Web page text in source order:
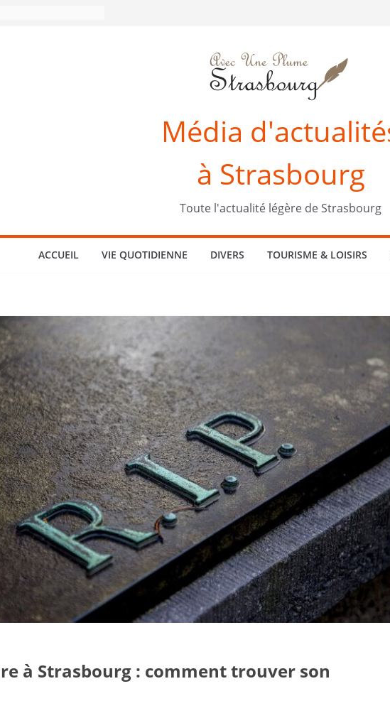
Média
à Strasbourg
Toute l'actualité légère de Strasbourg
ACCUEIL VIE QUOTIDIENNE DIVERS TOURISME & LOISIRS
à Strasbourg : comment trouver son